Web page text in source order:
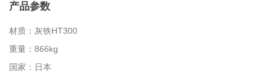
产品参数
材质：灰铁HT300
重量：866kg
国家：日本